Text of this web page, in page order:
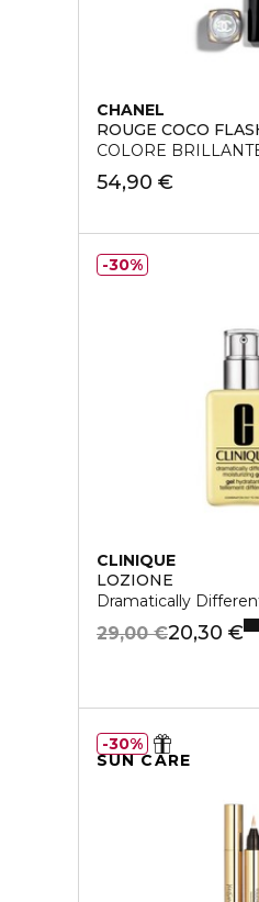
CHANEL
ROUGE COCO
COLORE
54,90 €
CLINIQUE
LOZIONE
Dramatically
20,30 €
29,00 €
30%
SUN CARE
30%